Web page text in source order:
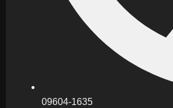
09604-1635